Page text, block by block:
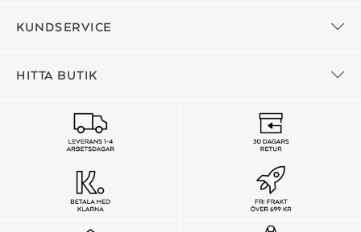
KUNDSERVICE
HITTA BUTIK